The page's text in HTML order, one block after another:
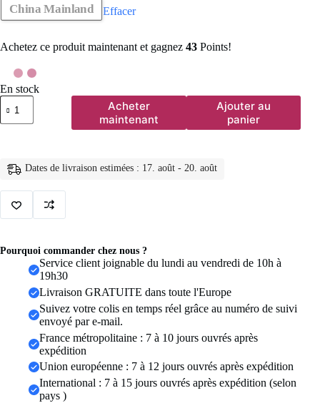
China Mainland Effacer
Achetez ce produit maintenant et gagnez 43 Points!
En stock
quantité
de
Short
d'été
pour
haute,
effet
up,
fitness,
cyclisme,
Acheter
maintenant
Ajouter au
panier
Dates de livraison estimées : 17. août - 20. août
Pourquoi commander chez nous ?
Service client joignable du lundi au vendredi de 10h à
19h30
Livraison GRATUITE dans toute l'Europe
Suivez votre colis en temps réel grâce au numéro de suivi
envoyé par e-mail.
France métropolitaine : 7 à 10 jours ouvrés après
expédition
Union européenne : 7 à 12 jours ouvrés après expédition
International : 7 à 15 jours ouvrés après expédition (selon
pays )